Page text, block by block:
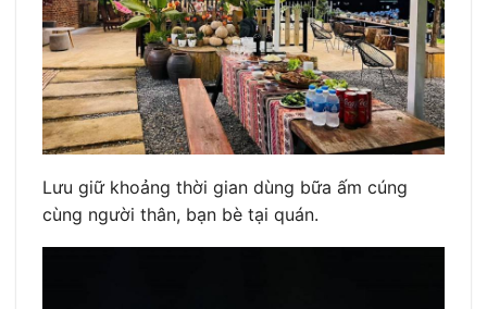
Lưu giữ khoảng thời gian dùng bữa ấm cúng
cùng người thân, bạn bè tại quán.